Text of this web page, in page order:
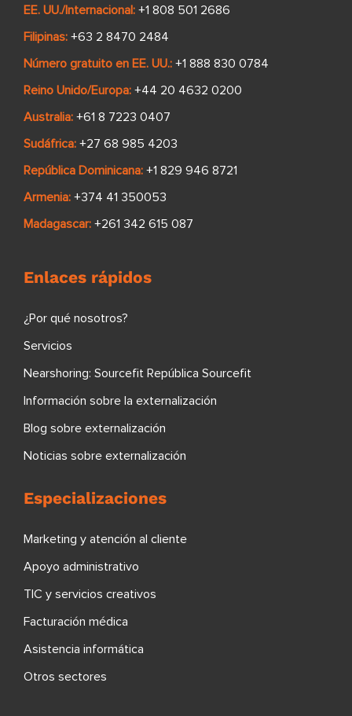
EE. UU./Internacional: +1 808 501 2686
Filipinas: +63 2 8470 2484
Número gratuito en EE. UU.: +1 888 830 0784
Reino Unido/Europa: +44 20 4632 0200
Australia: +61 8 7223 0407
Sudáfrica: +27 68 985 4203
República Dominicana: +1 829 946 8721
Armenia: +374 41 350053
Madagascar: +261 342 615 087
Enlaces rápidos
¿Por qué nosotros?
Servicios
Nearshoring: Sourcefit República Sourcefit
Información sobre la externalización
Blog sobre externalización
Noticias sobre externalización
Especializaciones
Marketing y atención al cliente
Apoyo administrativo
TIC y servicios creativos
Facturación médica
Asistencia informática
Otros sectores